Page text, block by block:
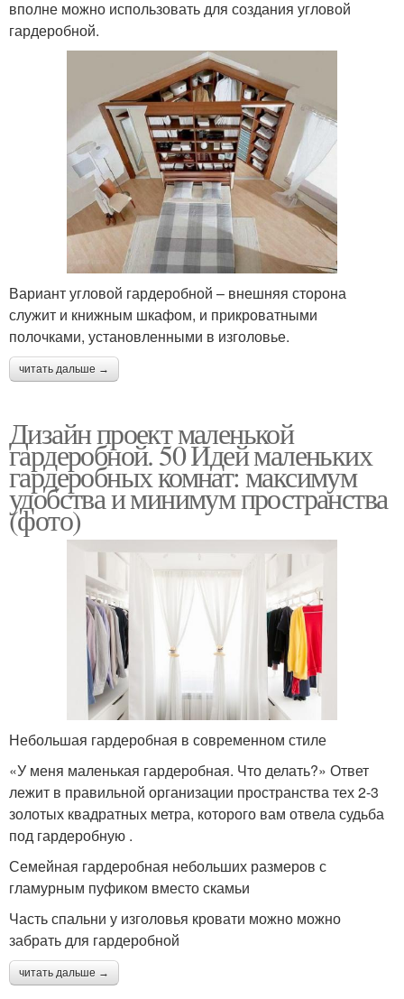
вполне можно использовать для создания угловой
гардеробной.
Вариант угловой гардеробной – внешняя сторона
служит и книжным шкафом, и прикроватными
полочками, установленными в изголовье.
читать дальше →
Дизайн проект маленькой
гардеробной. 50 Идей маленьких
гардеробных комнат: максимум
удобства и минимум пространства
(фото)
Небольшая гардеробная в современном стиле
«У меня маленькая гардеробная. Что делать?» Ответ
лежит в правильной организации пространства тех 2-3
золотых квадратных метра, которого вам отвела судьба
под гардеробную .
Семейная гардеробная небольших размеров с
гламурным пуфиком вместо скамьи
Часть спальни у изголовья кровати можно можно
забрать для гардеробной
читать дальше →